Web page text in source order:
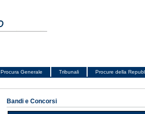
Procura Generale Tribunali Procure della
Bandi e Concorsi